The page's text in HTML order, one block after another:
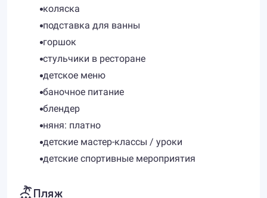
коляска
подставка для ванны
горшок
стульчики в ресторане
детское меню
баночное питание
блендер
няня: платно
детские мастер-классы / уроки
детские спортивные мероприятия
Пляж